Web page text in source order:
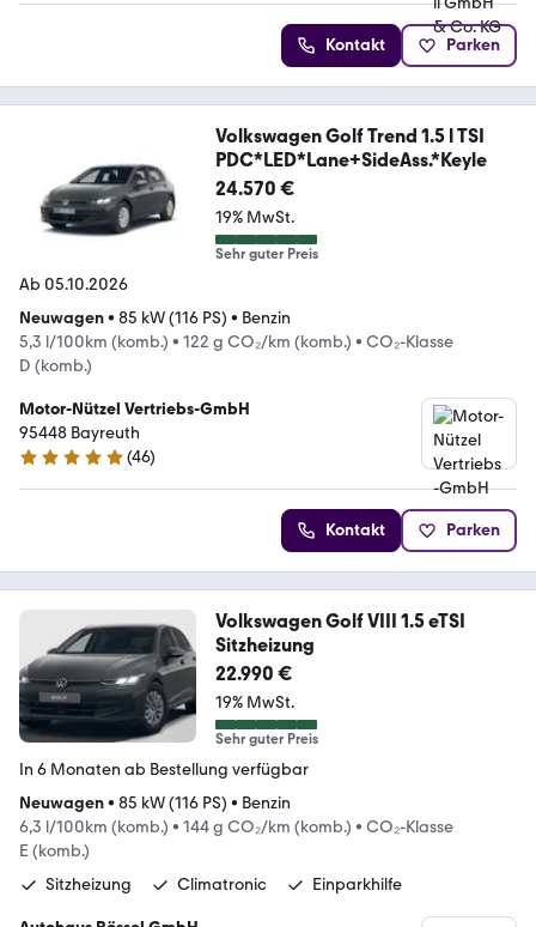
Kontakt Parken
Volkswagen Golf Trend 1.5 l TSI
PDC*LED*Lane+SideAss.*Keyle
24.570 €
19% MwSt.
Sehr guter Preis
Ab 05.10.2026
Neuwagen• 85 kW (116 PS) • Benzin
5,3 l/100km (komb.) • 122 g CO₂/km (komb.) • CO₂-Klasse
D (komb.)
Motor-Nützel Vertriebs-GmbH
95448 Bayreuth
4.9 Sterne
(46)
Kontakt Parken
Volkswagen Golf VIII 1.5 eTSI
Sitzheizung
22.990 €
19% MwSt.
Sehr guter Preis
In 6 Monaten ab Bestellung verfügbar
Neuwagen• 85 kW (116 PS) • Benzin
6,3 l/100km (komb.) • 144 g CO₂/km (komb.) • CO₂-Klasse
E (komb.)
Sitzheizung
Climatronic Einparkhilfe